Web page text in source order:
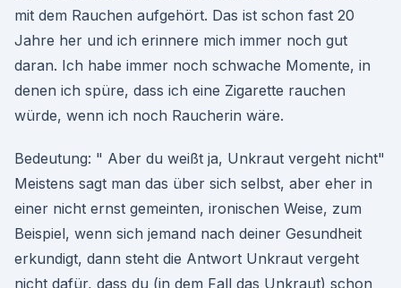
mit dem Rauchen aufgehört. Das ist schon fast 20
Jahre her und ich erinnere mich immer noch gut
daran. Ich habe immer noch schwache Momente, in
denen ich spüre, dass ich eine Zigarette rauchen
würde, wenn ich noch Raucherin wäre.
Bedeutung: " Aber du weißt ja, Unkraut vergeht nicht"
Meistens sagt man das über sich selbst, aber eher in
einer nicht ernst gemeinten, ironischen Weise, zum
Beispiel, wenn sich jemand nach deiner Gesundheit
erkundigt, dann steht die Antwort Unkraut vergeht
nicht dafür, dass du (in dem Fall das Unkraut) schon